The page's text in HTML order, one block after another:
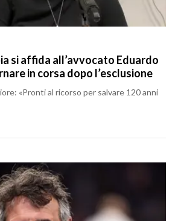
si affida all’avvocato Eduardo
in corsa dopo l’esclusione
«Pronti al ricorso per salvare 120 anni